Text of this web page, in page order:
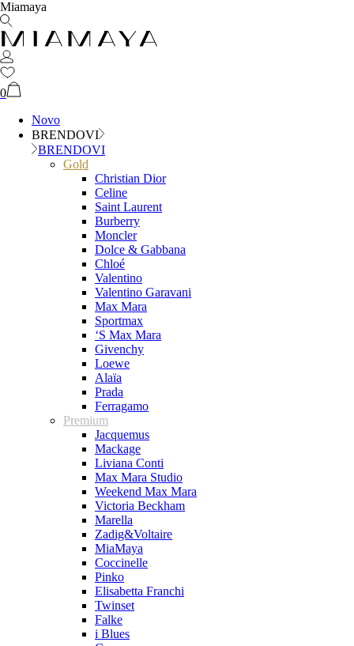
Miamaya
0
Novo
BRENDOVI
BRENDOVI
Gold
Christian Dior
Celine
Saint Laurent
Burberry
Moncler
Dolce & Gabbana
Chloé
Valentino
Valentino Garavani
Max Mara
Sportmax
‘S Max Mara
Givenchy
Loewe
Alaïa
Prada
Ferragamo
Premium
Jacquemus
Mackage
Liviana Conti
Max Mara Studio
Weekend Max Mara
Victoria Beckham
Marella
Zadig&Voltaire
MiaMaya
Coccinelle
Pinko
Elisabetta Franchi
Twinset
Falke
i Blues